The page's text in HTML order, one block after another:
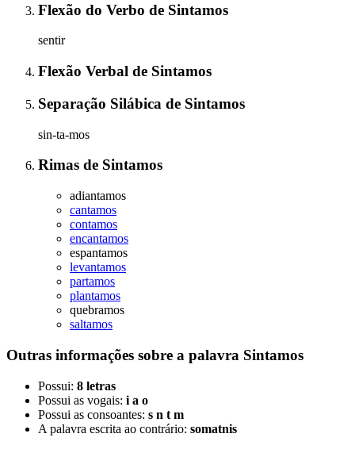
Flexão do Verbo de Sintamos
sentir
Flexão Verbal de Sintamos
Separação Silábica de Sintamos
sin-ta-mos
Rimas de Sintamos
adiantamos
cantamos
contamos
encantamos
espantamos
levantamos
partamos
plantamos
quebramos
saltamos
Outras informações sobre a palavra Sintamos
Possui: 8 letras
Possui as vogais: i a o
Possui as consoantes: s n t m
A palavra escrita ao contrário: somatnis